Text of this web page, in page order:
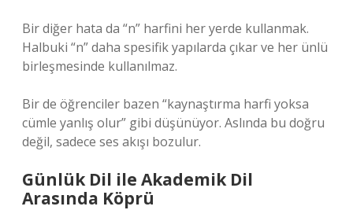
Bir diğer hata da “n” harfini her yerde kullanmak.
Halbuki “n” daha spesifik yapılarda çıkar ve her ünlü
birleşmesinde kullanılmaz.
Bir de öğrenciler bazen “kaynaştırma harfi yoksa
cümle yanlış olur” gibi düşünüyor. Aslında bu doğru
değil, sadece ses akışı bozulur.
Günlük Dil ile Akademik Dil
Arasında Köprü